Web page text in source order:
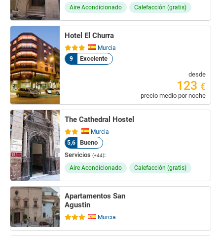
Aire Acondicionado Calefacción (gratis)
Hotel El Churra
Murcia
9
Excelente
desde
123 €
precio medio por noche
The Cathedral Hostel
Murcia
5,6
Bueno
Servicios (+44):
Aire Acondicionado Calefacción (gratis)
Apartamentos San
Agustin
Murcia